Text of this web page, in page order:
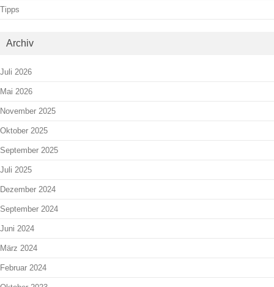
Tipps
Archiv
Juli 2026
Mai 2026
November 2025
Oktober 2025
September 2025
Juli 2025
Dezember 2024
September 2024
Juni 2024
März 2024
Februar 2024